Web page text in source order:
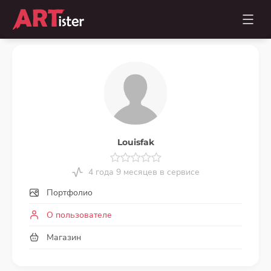
Louisfak
4 года 9 месяцев в сервисе
Портфолио
О пользователе
Магазин